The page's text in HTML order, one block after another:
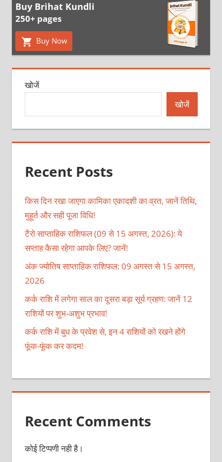
Buy Brihat Kundli
250+ pages
Buy Now
खोजें
खोजें
Recent Posts
किस दिन रखा जाएगा कामिका एकादशी का व्रत, जानें तिथि,
मुहूर्त और सही पूजा विधि!
टैरो साप्ताहिक राशिफल (09 से 15 अगस्त, 2026): ये
सप्ताह कैसा रहेगा आपके लिए? जानें!
अंक ज्योतिष साप्ताहिक राशिफल: 09 अगस्त से 15 अगस्त,
2026
कर्क राशि में लगेगा साल का दूसरा बड़ा सूर्य ग्रहण: जानें 12
राशियों पर शुभ-अशुभ प्रभाव!
कर्क राशि में बुध के प्रवेश से, इन 4 राशियों को रखने होंगे
फूंक-फूंक कर कदम!
Recent Comments
कोई टिप्पणी नही है।